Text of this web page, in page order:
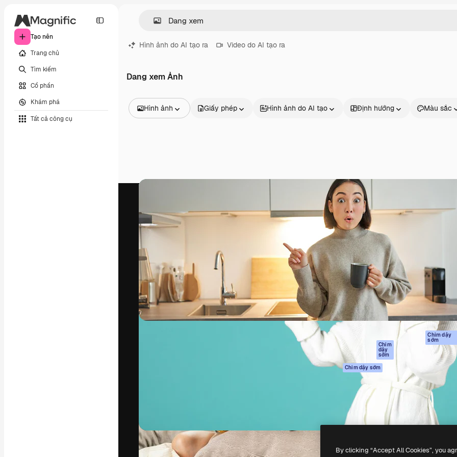
Tạo nên
Trang chủ
Tìm kiếm
Cổ phần
Khám phá
Tất cả công cụ
Hình ảnh do AI tạo ra Video do AI tạo ra
Dang xem Ảnh
Hình ảnh
Video
Biểu tượng
Mô hình 3D
Phông chữ
Giấy phép Hình ảnh do AI tạo Định hướng Màu sắc
Nền tảng sáng tạo giúp bạn làm chủ những
tác phẩm xuất sắc nhất. Hơn 1 triệu người
đăng ký đến từ các nhà sáng tạo, doanh
nghiệp, agency và studio.
Tiếng Việt
Sản phẩm
Spaces
Trợ Lý AI
Trình tạo hình ảnh
AI
Trình tạo video AI
Máy phát giọng nói
AI
Nội dung kho
MCP dành cho
Claude/ChatGPT
Chim
dậy
sớm
Agents Chim dậy sớm
Giao diện lập trình
ứng dụng (API)
Ứng dụng di động
Tất cả các công cụ
Magnific
Tài liệu
Hỗ trợ
Điều khoản sử
dụng
mật
Bản
Chim dậy
sớm
Chính sách
Trung tâm tin cậy
Đối tác liên kết
Công ty
By clicking “Accept All Cookies”, you